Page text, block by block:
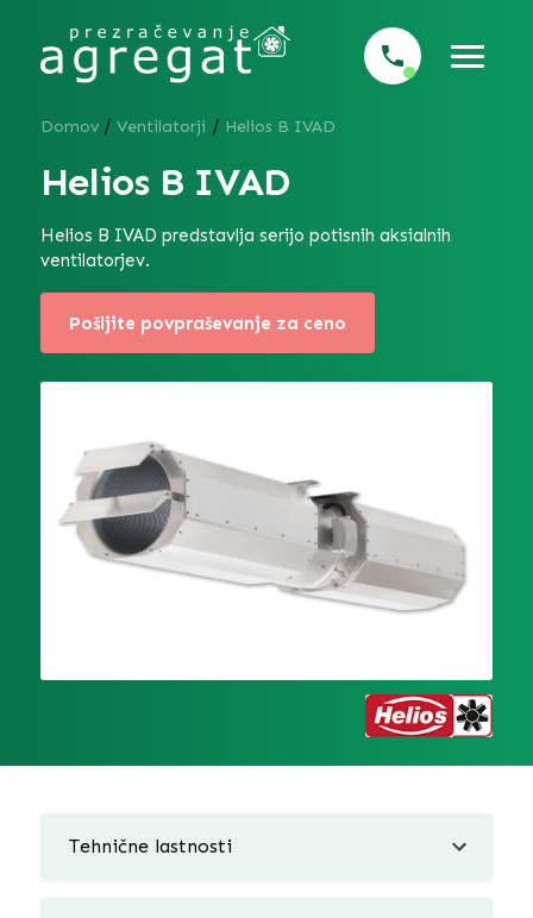
Domov / Ventilatorji / Helios B IVAD
Helios B IVAD
Helios B IVAD predstavlja serijo potisnih aksialnih
ventilatorjev.
Pošljite povpraševanje za ceno
Tehnične lastnosti